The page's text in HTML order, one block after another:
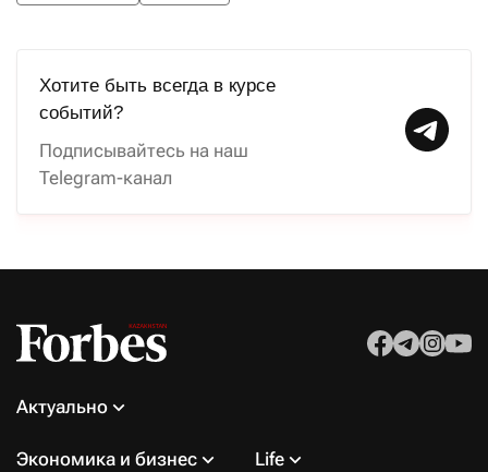
Хотите быть всегда в курсе
событий?
Подписывайтесь на наш
Telegram-канал
Актуально
Экономика и бизнес Life